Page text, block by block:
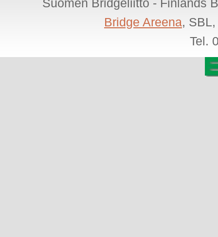
Bridge Areena,
Tel.